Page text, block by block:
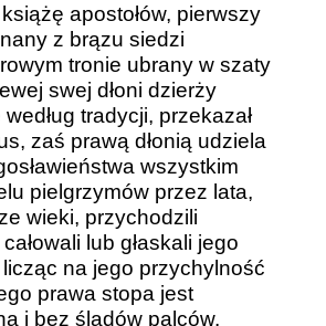
apostołów, pierwszy
z brązu siedzi
tronie ubrany w szaty
swej dłoni dzierży
tradycji, przekazał
zaś prawą dłonią udziela
wszystkim
pielgrzymów przez lata,
wieki, przychodzili
lub głaskali jego
na jego przychylność
prawa stopa jest
i bez śladów palców.